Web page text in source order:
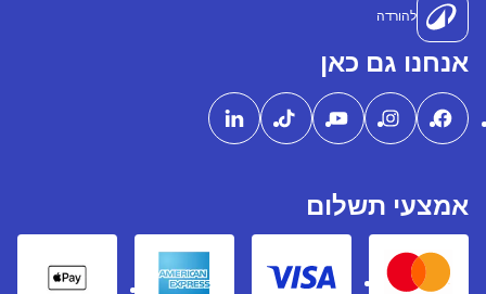
להורדה
אנחנו גם כאן
אמצעי תשלום
Mastercard
Visa
American express
Pay